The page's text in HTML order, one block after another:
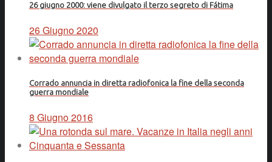
26 giugno 2000: viene divulgato il terzo segreto di Fátima
26 Giugno 2020
Corrado annuncia in diretta radiofonica la fine della seconda
guerra mondiale
8 Giugno 2016